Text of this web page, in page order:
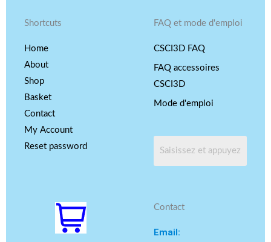
Shortcuts
Home
About
Shop
Basket
Contact
My Account
Reset password
FAQ et mode d'emploi
CSCI3D FAQ
FAQ accessoires
CSCI3D
Mode d'emploi
Contact
Email: